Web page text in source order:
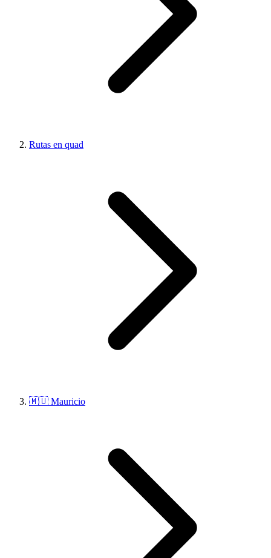
Rutas en quad
🇲🇺 Mauricio